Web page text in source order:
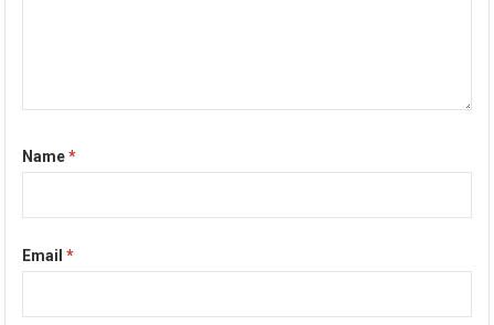
Name*
Email*